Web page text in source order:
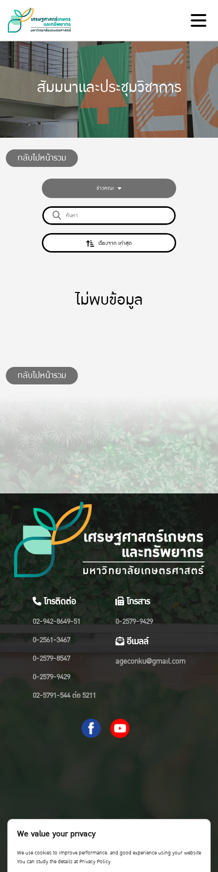
สัมมนาและประชุมวิชาการ
กลับไปหน้ารวม
ข่าวคณะ
เรียงจาก เก่าสุด
ไม่พบข้อมูล
กลับไปหน้ารวม
โทรติดต่อ
02-942-8649-51
0-2561-3467
0-2579-8547
0-2579-9429
02-5791-544 ต่อ 5211
โทรสาร
0-2579-9429
อีเมลล์
ageconku@gmail.com
We value your privacy
We use cookies to improve performance. and good experience using your website
You can study the details at Privacy Policy